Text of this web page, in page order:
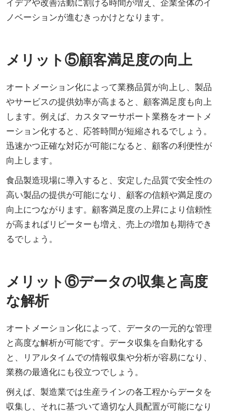
イデアや改善活動に割ける時間が増え、企業全体のイ
ノベーションが進むきっかけとなります。
メリット⑤顧客満足度の向上
オートメーション化によって業務品質が向上し、製品
やサービスの提供効率が高まると、顧客満足度も向上
します。例えば、カスタマーサポート業務をオートメ
ーション化すると、応答時間が短縮されるでしょう。
迅速かつ正確な対応が可能になると、顧客の利便性が
向上します。
食品製造現場に導入すると、安定した品質で安全性の
高い製品の提供が可能になり、顧客の信頼や満足度の
向上につながります。顧客満足度の上昇により信頼性
が高まればリピーターも増え、売上の増加も期待でき
るでしょう。
メリット⑥データの収集と高度
な解析
オートメーション化によって、データの一元的な管理
と高度な解析が可能です。データ収集を自動化する
と、リアルタイムでの情報収集や分析が容易になり、
業務の最適化にも役立つでしょう。
例えば、製造業では生産ラインの各工程からデータを
収集し、それに基づいて適切な人員配置が可能になり